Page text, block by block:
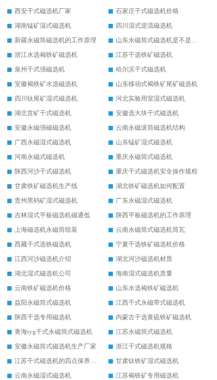
西安干式磁选机厂家
石家庄干式磁选机价格
湖南锰矿湿式磁选机
四川湿式逆流磁选机
新疆永磁筒磁选机的工作原理
山东永磁筒式磁选机是不是强磁
浙江水选褐铁矿磁选机
江苏干选铁矿磁选机
泉州干式强磁选机
哈尔滨干式磁选机
安徽褐铁矿水选磁选机
山东移动式褐铁矿尾矿磁选机
四川钛尾矿湿式磁选机
河北实验用室湿式磁选机
湖北贫矿干式磁选机
安徽选大块干式磁选机
安徽永磁强磁磁选机
云南永磁滚筒磁选机结构
广西永磁湿式磁选机
山东锰矿湿式磁选机
河南永磁式磁选机
重庆永磁筒式磁选机
陕西河沙干式磁选机
重庆干式磁选机安全操作规程
甘肃铁矿磁选机生产线
湖北铁矿磁选机如何配置
贵州黑钨矿湿式磁选机
广东永磁湿式磁选机
吉林湿式平板磁选机磁通低
陕西平板磁选机的工作原理
上海磁选机永磁筒组装
云南永磁筒式磁选机筒瓦
西藏干式选铁磁选机
宁夏干选铁矿磁选机价格
江西河沙磁选机介绍
湖北河沙磁选机材质
湖北湿式磁选机公司
海南湿式磁选机质量
云南铁矿磁选机价格
山东水选褐铁矿磁选机
益阳永磁筒式磁选机
江西干式永磁带式磁选机
陕西干选专用磁选机
内蒙古干选黄硫铁矿磁选机
青海tyg干式永磁筒式磁选机
江苏永磁筒式磁选机
安徽永磁筒式磁选机生产厂家
浙江干式磁选机规格
江苏干式磁选机的四点保养秘籍
甘肃钛铁矿湿式磁选机
云南永磁湿式磁选机
江苏褐铁矿专用磁选机